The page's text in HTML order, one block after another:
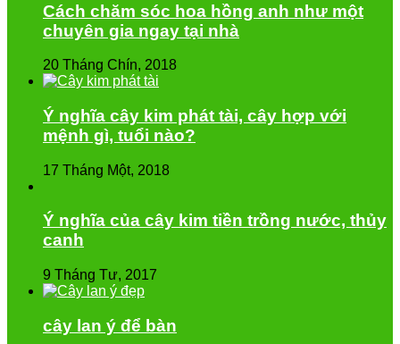
Cách chăm sóc hoa hồng anh như một
chuyên gia ngay tại nhà
20 Tháng Chín, 2018
Ý nghĩa cây kim phát tài, cây hợp với
mệnh gì, tuổi nào?
17 Tháng Một, 2018
Ý nghĩa của cây kim tiền trồng nước, thủy
canh
9 Tháng Tư, 2017
cây lan ý để bàn